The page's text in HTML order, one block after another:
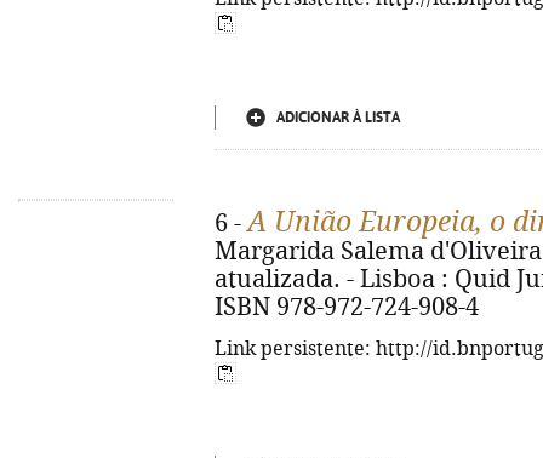
ADICIONAR À LISTA
6 -A União Europeia, o
Margarida Salema
atualizada. - Lisboa : Quid
ISBN 978-972-724-908-4
Link persistente: http://